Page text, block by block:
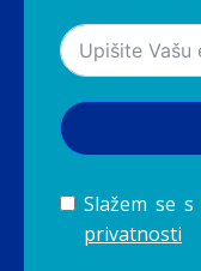
Slažem se s
privatnosti